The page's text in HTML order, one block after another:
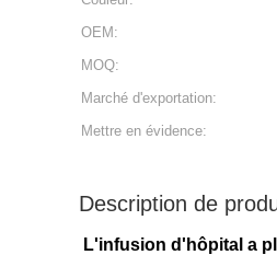
OEM:
MOQ:
Marché d'exportation:
Mettre en évidence:
Description de
L'infusion d'hôpital a